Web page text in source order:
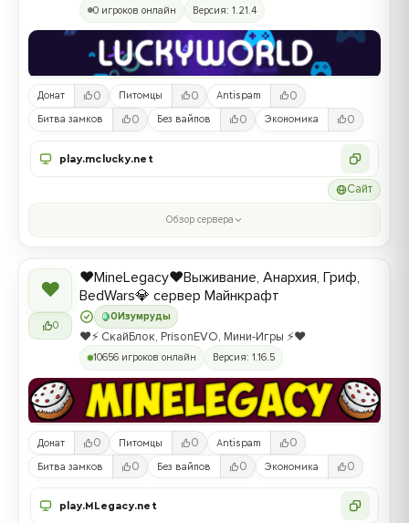
0 игроков онлайн Версия: 1.21.4
Донат 0 Питомцы 0 Antispam 0
Битва замков 0 Без вайпов 0 Экономика 0
play.mclucky.net
Сайт
Обзор сервера
❤
0
0 Изумруды
❤️MineLegacy❤️Выживание, Анархия, Гриф,
BedWars💎 сервер Майнкрафт
❤️⚡️ СкайБлок, PrisonEVO, Мини-Игры ⚡️❤️
10656 игроков онлайн Версия: 1.16.5
Донат 0 Питомцы 0 Antispam 0
Битва замков 0 Без вайпов 0 Экономика 0
play.MLegacy.net